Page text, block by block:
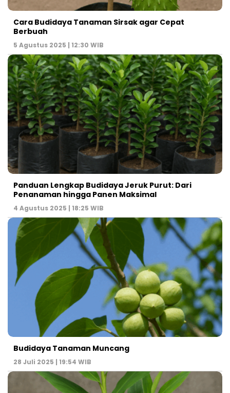
Cara Budidaya Tanaman Sirsak agar Cepat
Berbuah
5 Agustus 2025 | 12:30 WIB
Panduan Lengkap Budidaya Jeruk Purut: Dari
Penanaman hingga Panen Maksimal
4 Agustus 2025 | 18:25 WIB
Budidaya Tanaman Muncang
28 Juli 2025 | 19:54 WIB